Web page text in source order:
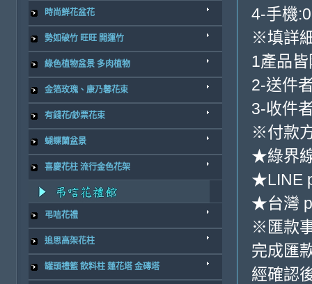
時尚鮮花盆花
勢如破竹 旺旺 開運竹
綠色植物盆景 多肉植物
金箔玫瑰、康乃馨花束
有錢花/鈔票花束
蝴蝶蘭盆景
喜慶花柱 流行金色花架
弔唁花禮
追思高架花柱
罐頭禮籃 飲料柱 蓮花塔 金磚塔
4-手機
※填詳
1產品
2-送件
3-收件
※付款
★綠界
★LINE
★台灣
※匯款
完成匯
經確認